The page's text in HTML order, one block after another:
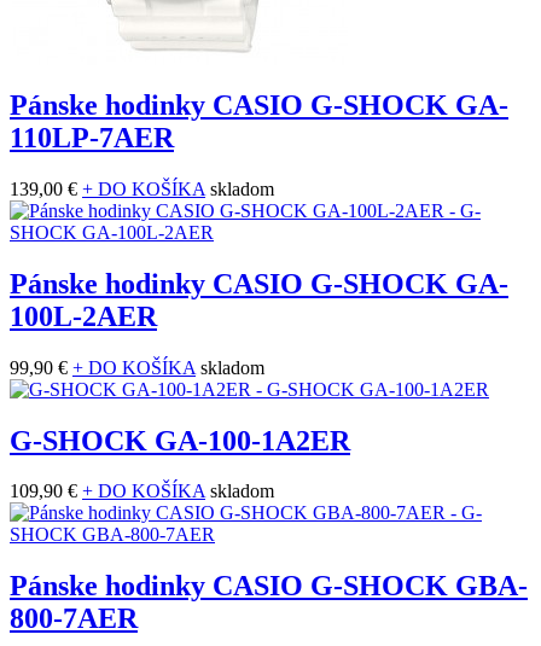
Pánske hodinky CASIO G-SHOCK GA-
110LP-7AER
139,00 € + DO KOŠÍKA skladom
Pánske hodinky CASIO G-SHOCK GA-
100L-2AER
99,90 € + DO KOŠÍKA skladom
G-SHOCK GA-100-1A2ER
109,90 € + DO KOŠÍKA skladom
Pánske hodinky CASIO G-SHOCK GBA-
800-7AER